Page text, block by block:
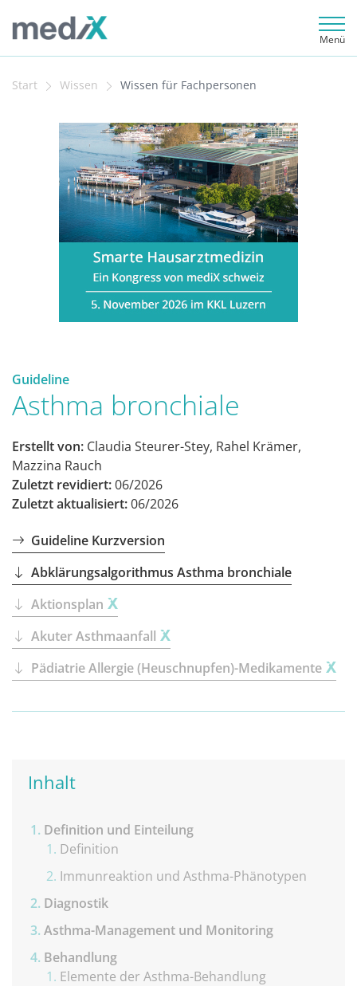
Menü
Start Wissen Wissen für Fachpersonen
Guideline
Asthma bronchiale
Erstellt von: Claudia Steurer-Stey, Rahel Krämer,
Mazzina Rauch
Zuletzt revidiert:06/2026
Zuletzt aktualisiert:06/2026
Guideline Kurzversion
Abklärungsalgorithmus Asthma bronchiale
Aktionsplan
Akuter Asthmaanfall
Pädiatrie Allergie (Heuschnupfen)-Medikamente
Inhalt
Definition und Einteilung
Definition
Immunreaktion und Asthma-Phänotypen
Diagnostik
Asthma-Management und Monitoring
Behandlung
Elemente der Asthma-Behandlung